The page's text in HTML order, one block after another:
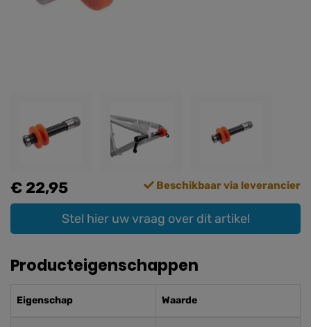
€ 22,95 Beschikbaar via leverancier
Stel hier uw vraag over dit artikel
Producteigenschappen
Eigenschap Waarde